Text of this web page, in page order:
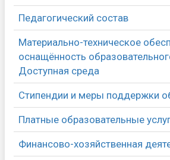
Педагогический состав
Материально-техническое
оснащённость
Доступная среда
Стипендии и меры поддержки
Платные образовательные
Финансово-хозяйственная